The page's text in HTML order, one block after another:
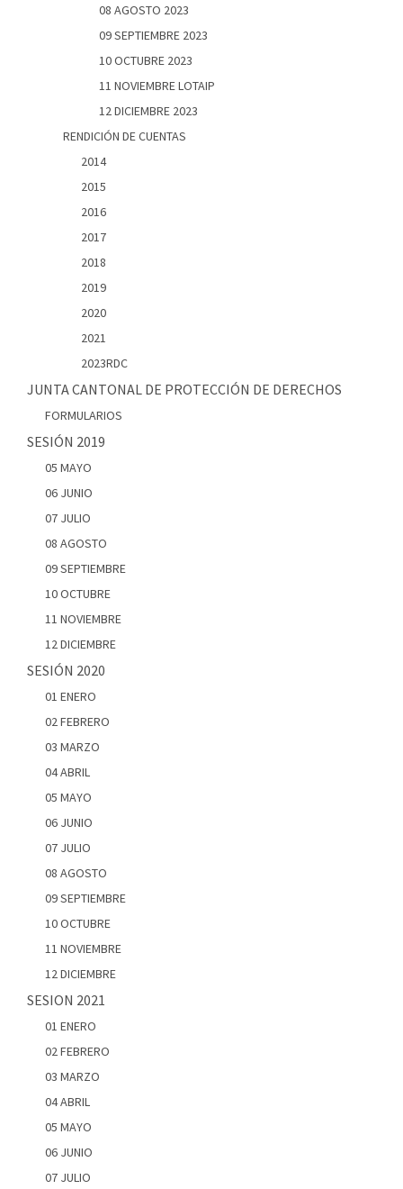
08 AGOSTO 2023
09 SEPTIEMBRE 2023
10 OCTUBRE 2023
11 NOVIEMBRE LOTAIP
12 DICIEMBRE 2023
RENDICIÓN DE CUENTAS
2014
2015
2016
2017
2018
2019
2020
2021
2023RDC
JUNTA CANTONAL DE PROTECCIÓN DE DERECHOS
FORMULARIOS
SESIÓN 2019
05 MAYO
06 JUNIO
07 JULIO
08 AGOSTO
09 SEPTIEMBRE
10 OCTUBRE
11 NOVIEMBRE
12 DICIEMBRE
SESIÓN 2020
01 ENERO
02 FEBRERO
03 MARZO
04 ABRIL
05 MAYO
06 JUNIO
07 JULIO
08 AGOSTO
09 SEPTIEMBRE
10 OCTUBRE
11 NOVIEMBRE
12 DICIEMBRE
SESION 2021
01 ENERO
02 FEBRERO
03 MARZO
04 ABRIL
05 MAYO
06 JUNIO
07 JULIO